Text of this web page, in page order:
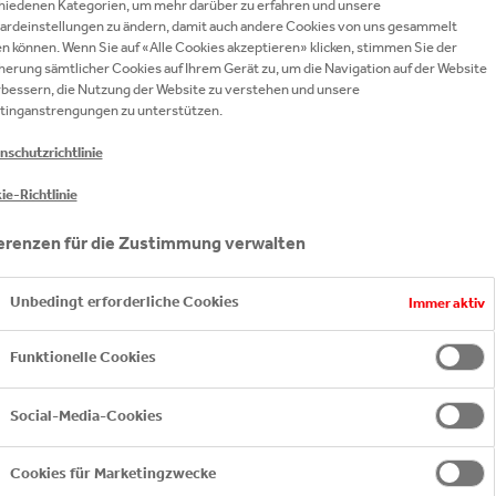
IN DER REGEL IN FORM VON SACH-
DER ERWARTUNG, EINE
UND MARKETINGZIELE
Richtlinien aufmerksam durch, bevor du eine
ANTRAGSFORMULAR
MIT UNSERER STRATEGIE ÜBEREINSTIMMT
VERPFLICHTET
neutral. Jegliche Unterstützung von
Kategorien, um mehr darüber zu erfahren und unsere
zu ändern, damit auch andere Cookies von uns gesammelt
können. Wenn Sie auf «Alle Cookies akzeptieren» klicken, stimmen Sie der
sämtlicher Cookies auf Ihrem Gerät zu, um die Navigation auf der Website
die Nutzung der Website zu verstehen und unsere
zu unterstützen.
Richtlinie
für die Zustimmung verwalten
Unbedingt erforderliche Cookies Immer aktiv
Funktionelle Cookies
Social-Media-Cookies
Cookies für Marketingzwecke